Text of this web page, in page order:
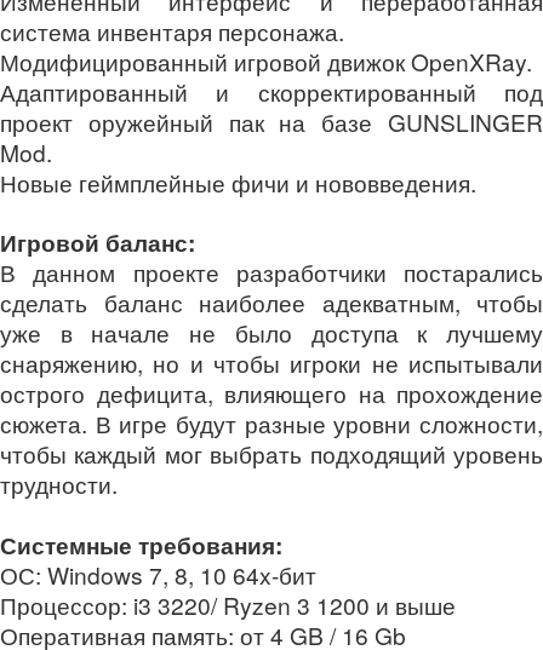
система инвентаря персонажа.
Модифицированный игровой движок OpenXRay.
Адаптированный и скорректированный под
проект оружейный пак на базе GUNSLINGER
Mod.
Новые геймплейные фичи и нововведения.
Игровой баланс:
В данном проекте разработчики постарались
сделать баланс наиболее адекватным, чтобы
уже в начале не было доступа к лучшему
снаряжению, но и чтобы игроки не испытывали
острого дефицита, влияющего на прохождение
сюжета. В игре будут разные уровни сложности,
чтобы каждый мог выбрать подходящий уровень
трудности.
Системные требования:
ОС: Windows 7, 8, 10 64x-бит
Процессор: i3 3220/ Ryzen 3 1200 и выше
Оперативная память: от 4 GB / 16 Gb